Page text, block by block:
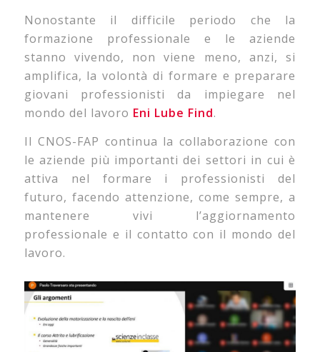
Nonostante il difficile periodo che la
formazione professionale e le aziende
stanno vivendo, non viene meno, anzi, si
amplifica, la volontà di formare e preparare
giovani professionisti da impiegare nel
mondo del lavoro Eni Lube Find.
Il CNOS-FAP continua la collaborazione con
le aziende più importanti dei settori in cui è
attiva nel formare i professionisti del
futuro, facendo attenzione, come sempre, a
mantenere vivi l’aggiornamento
professionale e il contatto con il mondo del
lavoro.